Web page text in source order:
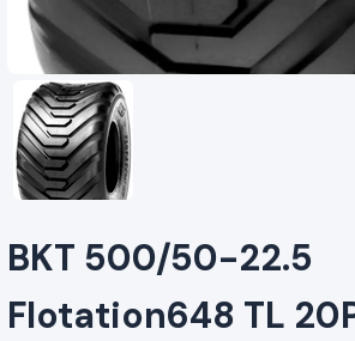
BKT 500/50-22.5
Flotation648 TL